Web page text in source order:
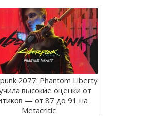
2077: Phantom Liberty
высокие оценки от
— от 87 до 91 на
Metacritic